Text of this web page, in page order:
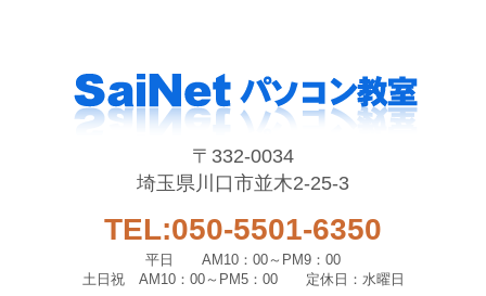
〒332-0034
埼玉県川口市並木2-25-3
TEL:050-5501-6350
平日 AM10：00～PM9：00
土日祝 AM10：00～PM5：00 定休日：水曜日